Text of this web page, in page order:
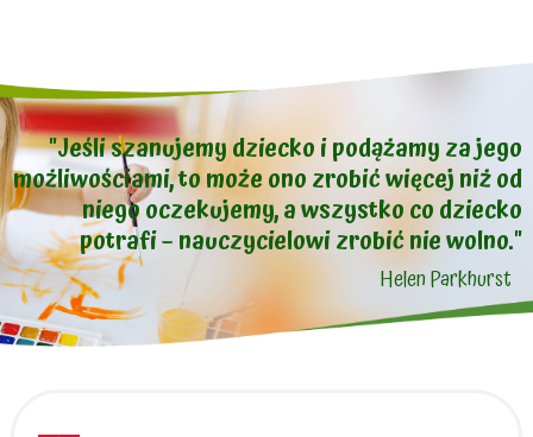
"Jeśli szanujemy dziecko i podążamy za jego
możliwościami, to może ono zrobić więcej niż od
niego oczekujemy, a wszystko co dziecko
potrafi – nauczycielowi zrobić nie wolno."
Helen Parkhurst